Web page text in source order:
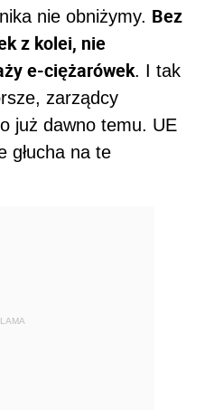
nie obniżymy. Bez
z kolei, nie
e-ciężarówek. I tak
zarządcy
już dawno temu. UE
głucha na te